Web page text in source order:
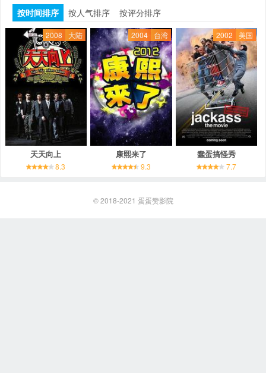
按时间排序
按人气排序 按评分排序
2008 大陆
天天向上
8.3
2004 台湾
康熙来了
9.3
2002 美国
蠢蛋搞怪秀
7.7
© 2018-2021 蛋蛋赞影院